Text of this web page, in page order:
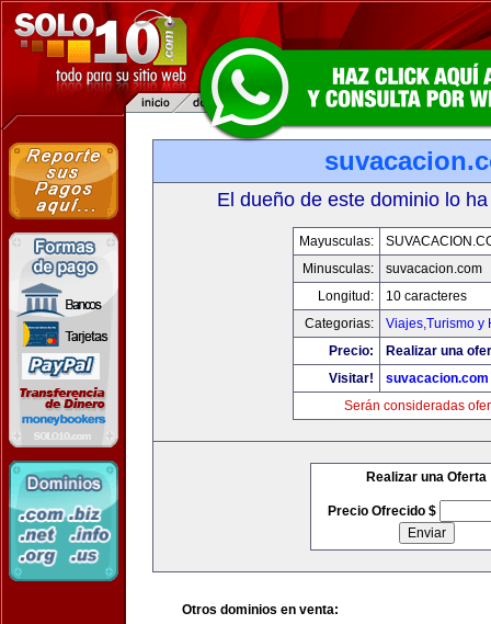
El dueño de este dominio lo
Mayusculas:
Minusculas:
suvacacion.com
Longitud:
10 caracteres
Categorias:
Viajes,Turismo y
Precio:
Realizar una
Visitar!
suvacacion.com
Serán consideradas
Realizar una Oferta
Precio Ofrecido $
Otros dominios en venta: